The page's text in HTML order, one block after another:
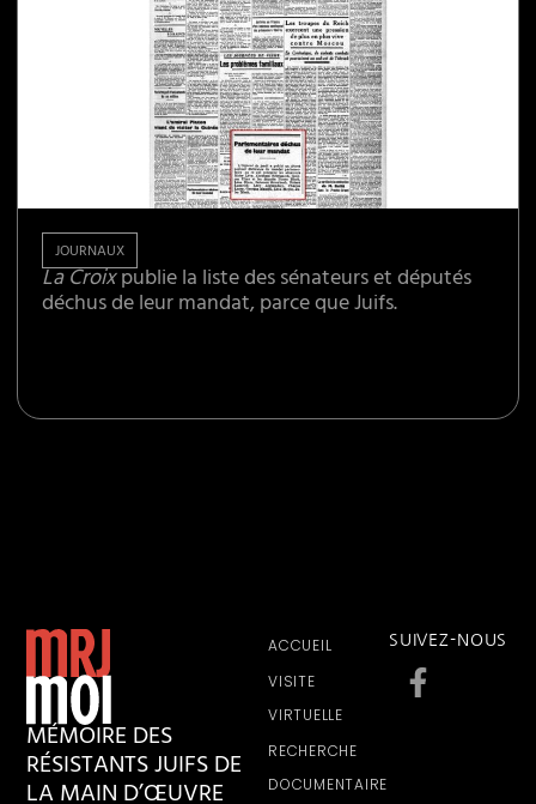
JOURNAUX
La Croixpublie la liste des sénateurs et députés
déchus de leur mandat, parce que Juifs.
MÉMOIRE DES
RÉSISTANTS JUIFS DE
ACCUEIL
VISITE
VIRTUELLE
RECHERCHE
DOCUMENTAIRE
SUIVEZ-NOUS